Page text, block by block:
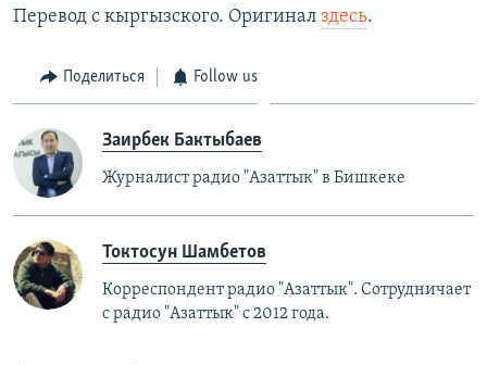
Перевод с кыргызского. Оригинал здесь.
Поделиться Follow us
Заирбек Бактыбаев
Журналист радио "Азаттык" в Бишкеке
Токтосун Шамбетов
Корреспондент радио "Азаттык". Сотрудничает
с радио "Азаттык" с 2012 года.